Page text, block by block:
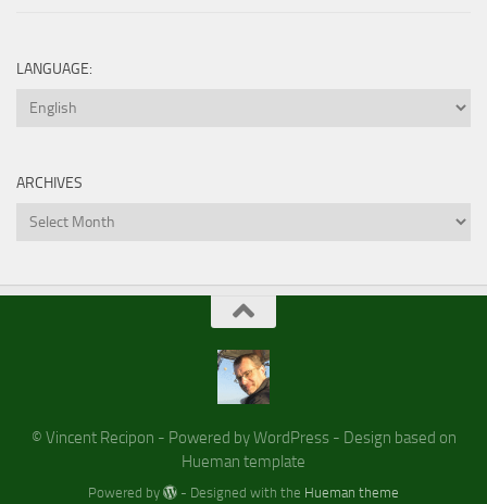
LANGUAGE:
ARCHIVES
Archives
© Vincent Recipon - Powered by WordPress - Design based on
Hueman template
Powered by - Designed with the Hueman theme